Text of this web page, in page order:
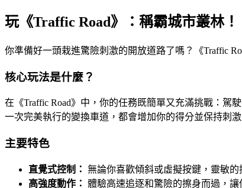
玩《Traffic Road》：稱霸城市叢林！
你準備好一頭栽進驚險刺激的開放道路了嗎？《Traffic
核心玩法是什麼？
在《Traffic Road》中，你的任務既簡單又充滿挑戰：
一次完美執行的變換車道，都會增加你的得分並保持刺
主要特色
直覺式控制： 無論你喜歡傾斜或虛擬按鍵，靈敏
高強度動作： 體驗高速追逐和驚險的擦身而過，讓